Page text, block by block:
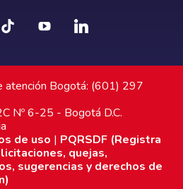
atención Bogotá: (601) 297
Nº 6-25 - Bogotá D.C.
de uso | PQRSDF (Registra
quejas,
sugerencias y derechos de